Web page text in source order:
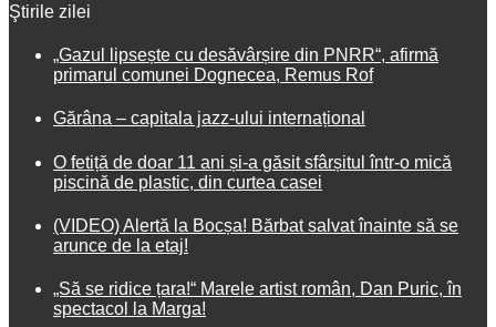
Ştirile zilei
„Gazul lipsește cu desăvârșire din PNRR“, afirmă
primarul comunei Dognecea, Remus Rof
Gărâna – capitala jazz-ului internațional
O fetiță de doar 11 ani și-a găsit sfârșitul într-o mică
piscină de plastic, din curtea casei
(VIDEO) Alertă la Bocșa! Bărbat salvat înainte să se
arunce de la etaj!
„Să se ridice țara!“ Marele artist român, Dan Puric, în
spectacol la Marga!